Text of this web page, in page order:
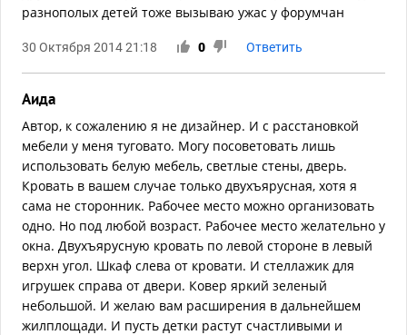
разнополых детей тоже вызываю ужас у форумчан
30 Октября 2014 21:18 0 Ответить
Аида
Автор, к сожалению я не дизайнер. И с расстановкой
мебели у меня туговато. Могу посоветовать лишь
использовать белую мебель, светлые стены, дверь.
Кровать в вашем случае только двухъярусная, хотя я
сама не сторонник. Рабочее место можно организовать
одно. Но под любой возраст. Рабочее место желательно у
окна. Двухъярусную кровать по левой стороне в левый
верхн угол. Шкаф слева от кровати. И стеллажик для
игрушек справа от двери. Ковер яркий зеленый
небольшой. И желаю вам расширения в дальнейшем
жилплощади. И пусть детки растут счастливыми и